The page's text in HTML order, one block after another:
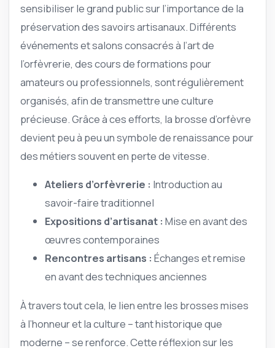
sensibiliser le grand public sur l’importance de la
préservation des savoirs artisanaux. Différents
événements et salons consacrés à l’art de
l’orfèvrerie, des cours de formations pour
amateurs ou professionnels, sont régulièrement
organisés, afin de transmettre une culture
précieuse. Grâce à ces efforts, la brosse d’orfèvre
devient peu à peu un symbole de renaissance pour
des métiers souvent en perte de vitesse.
Ateliers d’orfèvrerie : Introduction au
savoir-faire traditionnel
Expositions d’artisanat : Mise en avant des
œuvres contemporaines
Rencontres artisans : Échanges et remise
en avant des techniques anciennes
À travers tout cela, le lien entre les brosses mises
à l’honneur et la culture – tant historique que
moderne – se renforce. Cette réflexion sur les